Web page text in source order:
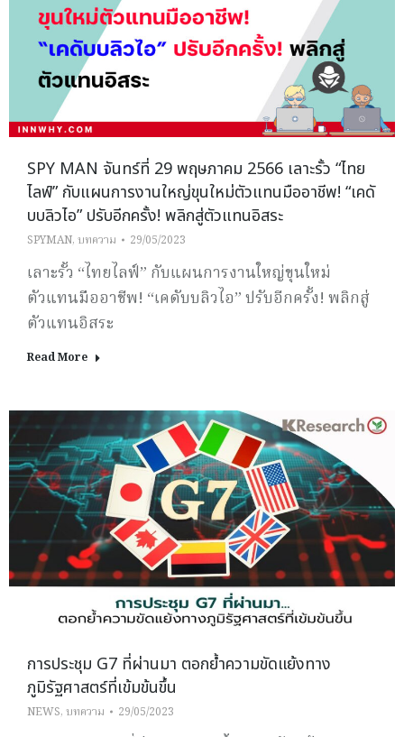
SPY MAN จันทร์ที่ 29 พฤษภาคม 2566 เลาะรั้ว “ไทย
ไลฟ์” กับแผนการงานใหญ่ขุนใหม่ตัวแทนมืออาชีพ! “เคดั
บบลิวไอ” ปรับอีกครั้ง! พลิกสู่ตัวแทนอิสระ
SPYMAN, บทความ 29/05/2023
เลาะรั้ว “ไทยไลฟ์” กับแผนการงานใหญ่ขุนใหม่
ตัวแทนมืออาชีพ! “เคดับบลิวไอ” ปรับอีกครั้ง! พลิกสู่
ตัวแทนอิสระ
Read More
การประชุม G7 ที่ผ่านมา ตอกย้ำความขัดแย้งทาง
ภูมิรัฐศาสตร์ที่เข้มข้นขึ้น
NEWS, บทความ 29/05/2023